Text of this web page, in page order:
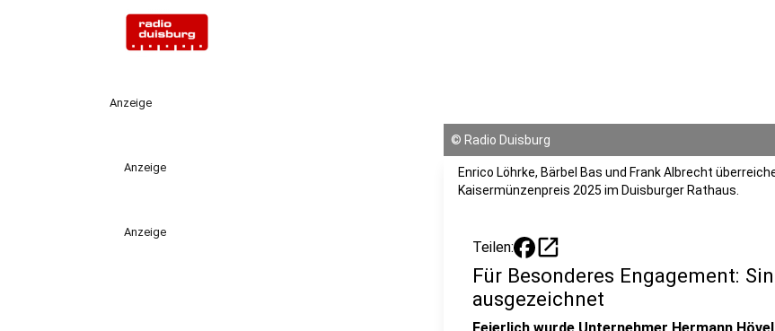
Anzeige
Anzeige
Anzeige
© Radio Duisburg
Enrico Löhrke, Bärbel Bas und Frank Albrecht
Kaisermünzenpreis 2025 im Duisburger Rathaus.
Teilen: open_in_new
Für Besonderes Engagement:
ausgezeichnet